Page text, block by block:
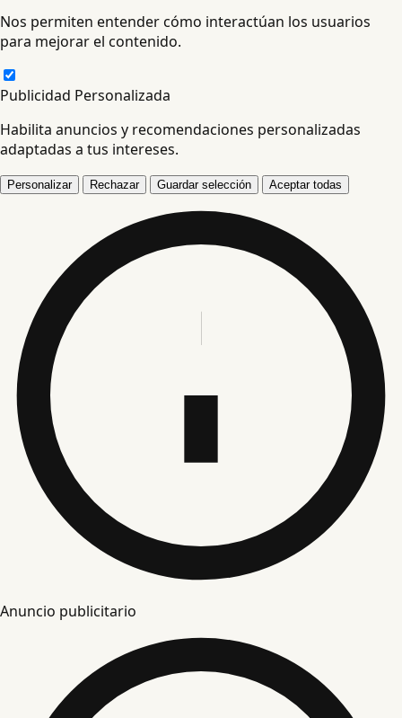
Nos permiten entender cómo interactúan los usuarios
para mejorar el contenido.
Publicidad Personalizada
Habilita anuncios y recomendaciones personalizadas
adaptadas a tus intereses.
Personalizar Rechazar Guardar selección Aceptar todas
Anuncio publicitario